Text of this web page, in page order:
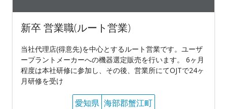
新卒 営業職(ルート営業)
当社代理店(得意先)を中心とするルート営業です。ユーザ
ープラントメーカーへの機器選定販売を行います。 6ヶ月
程度は本社研修に参加し、その後、営業所にてOJTで24ヶ
月研修を受け
愛知県 海部郡蟹江町